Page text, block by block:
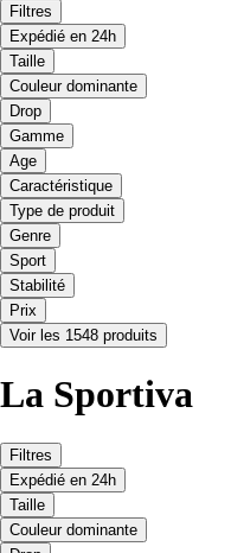
Filtres
Expédié en 24h
Taille
Couleur dominante
Drop
Gamme
Age
Caractéristique
Type de produit
Genre
Sport
Stabilité
Prix
Voir les 1548 produits
La Sportiva
Filtres
Expédié en 24h
Taille
Couleur dominante